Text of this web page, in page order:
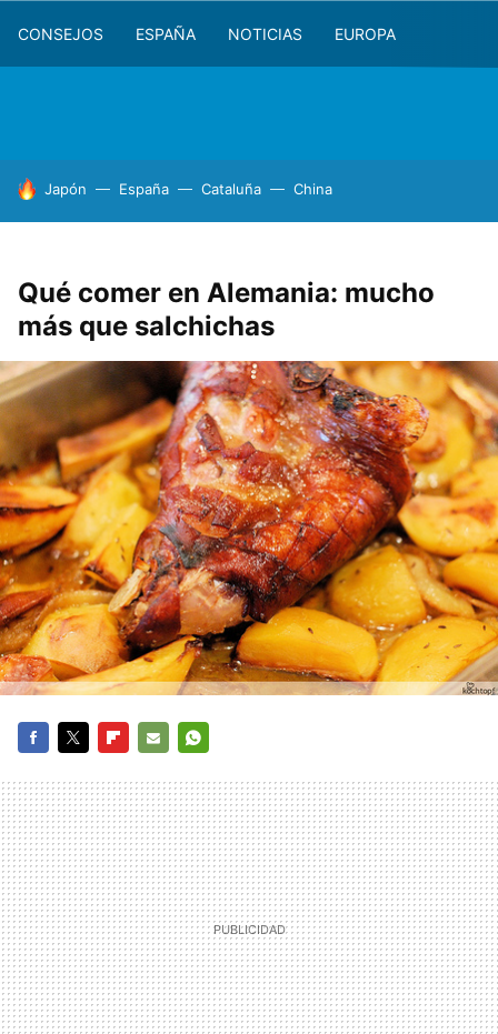
CONSEJOS ESPAÑA NOTICIAS EUROPA
HOY SE HABLA DE
Japón España Cataluña China
Qué comer en Alemania: mucho
más que salchichas
MAIL